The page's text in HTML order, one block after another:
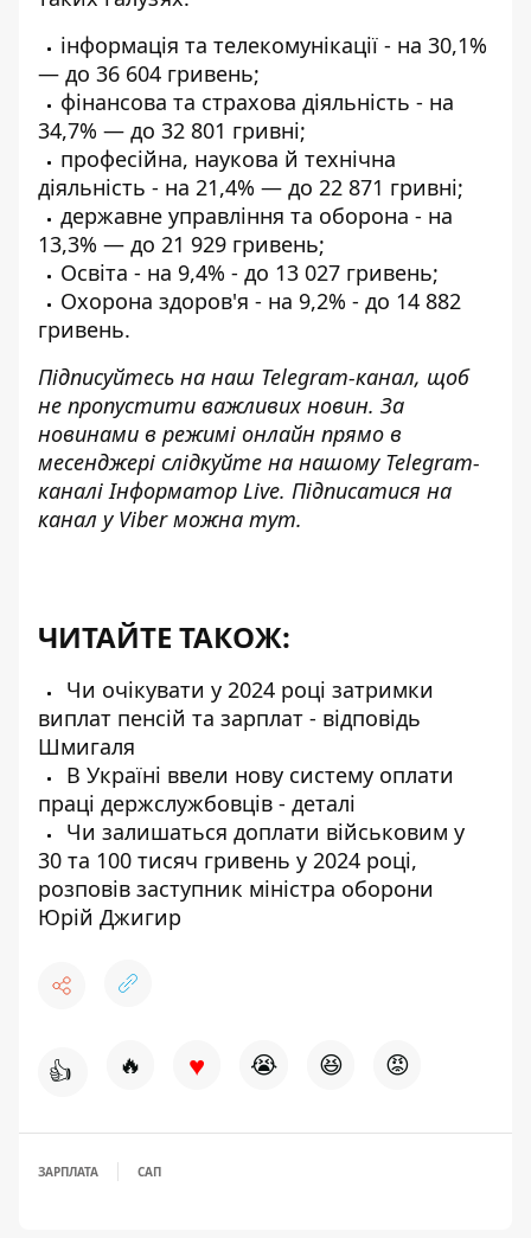
інформація та телекомунікації - на 30,1%
— до 36 604 гривень;
фінансова та страхова діяльність - на
34,7% — до 32 801 гривні;
професійна, наукова й технічна
діяльність - на 21,4% — до 22 871 гривні;
державне управління та оборона - на
13,3% — до 21 929 гривень;
Освіта - на 9,4% - до 13 027 гривень;
Охорона здоров'я - на 9,2% - до 14 882
гривень.
Підписуйтесь на наш Telegram-канал, щоб
не пропустити важливих новин. За
новинами в режимі онлайн прямо в
месенджері слідкуйте на нашому Telegram-
каналіІнформатор Live. Підписатися на
канал у Viber можна тут.
ЧИТАЙТЕ ТАКОЖ:
Чи очікувати у 2024 році затримки
виплат пенсій та зарплат - відповідь
Шмигаля
В Україні ввели нову систему оплати
праці держслужбовців - деталі
Чи залишаться доплати військовим у
30 та 100 тисяч гривень у 2024 році,
розповів заступник міністра оборони
Юрій Джигир
👍 🔥 ♥ 😭 😆 😡
ЗАРПЛАТА САП